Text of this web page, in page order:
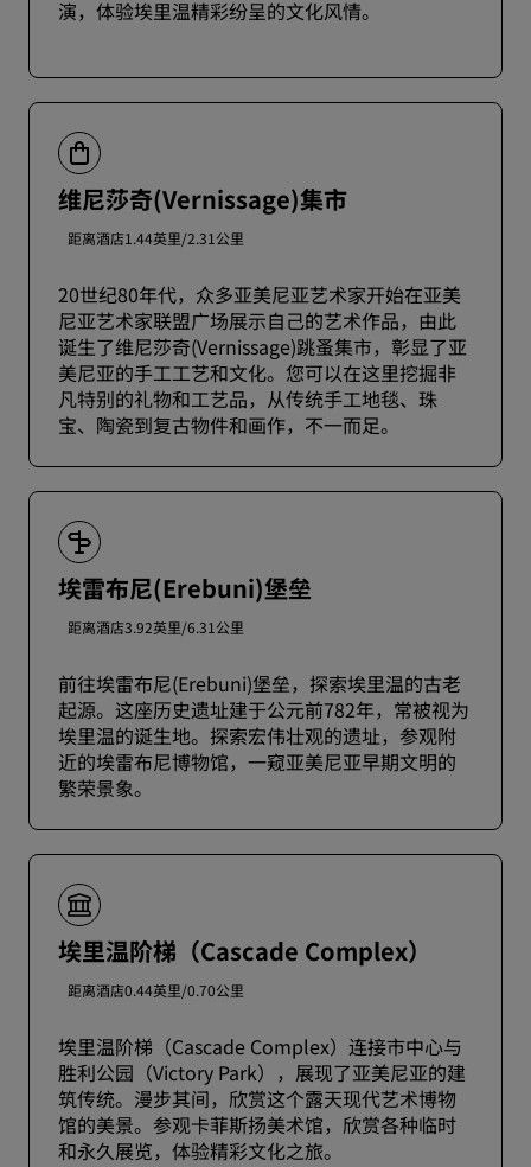
演，体验埃里温精彩纷呈的文化风情。
维尼莎奇(Vernissage)集市
距离酒店1.44英里/2.31公里
20世纪80年代，众多亚美尼亚艺术家开始在亚美
尼亚艺术家联盟广场展示自己的艺术作品，由此
诞生了维尼莎奇(Vernissage)跳蚤集市，彰显了亚
美尼亚的手工工艺和文化。您可以在这里挖掘非
凡特别的礼物和工艺品，从传统手工地毯、珠
宝、陶瓷到复古物件和画作，不一而足。
埃雷布尼(Erebuni)堡垒
距离酒店3.92英里/6.31公里
前往埃雷布尼(Erebuni)堡垒，探索埃里温的古老
起源。这座历史遗址建于公元前782年，常被视为
埃里温的诞生地。探索宏伟壮观的遗址，参观附
近的埃雷布尼博物馆，一窥亚美尼亚早期文明的
繁荣景象。
埃里温阶梯（Cascade Complex）
距离酒店0.44英里/0.70公里
埃里温阶梯（Cascade Complex）连接市中心与
胜利公园（Victory Park），展现了亚美尼亚的建
筑传统。漫步其间，欣赏这个露天现代艺术博物
馆的美景。参观卡菲斯扬美术馆，欣赏各种临时
和永久展览，体验精彩文化之旅。